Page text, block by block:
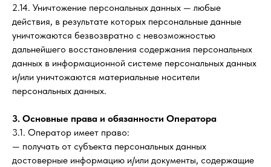
2.14. Уничтожение персональных данных — любые
действия, в результате которых персональные данные
уничтожаются безвозвратно с невозможностью
дальнейшего восстановления содержания персональных
данных в информационной системе персональных данных
и/или уничтожаются материальные носители
персональных данных.
3. Основные права и обязанности Оператора
3.1. Оператор имеет право:
— получать от субъекта персональных данных
достоверные информацию и/или документы, содержащие